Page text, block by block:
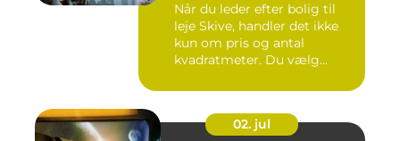
Når du leder efter bolig til
leje Skive, handler det ikke
kun om pris og antal
kvadratmeter. Du vælg...
02. jul